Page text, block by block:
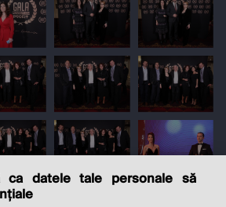
ca datele tale personale să